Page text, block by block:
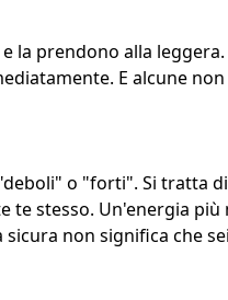
la prendono alla
E alcune
o "forti". Si tratta
te stesso. Un'energia
sicura non significa che